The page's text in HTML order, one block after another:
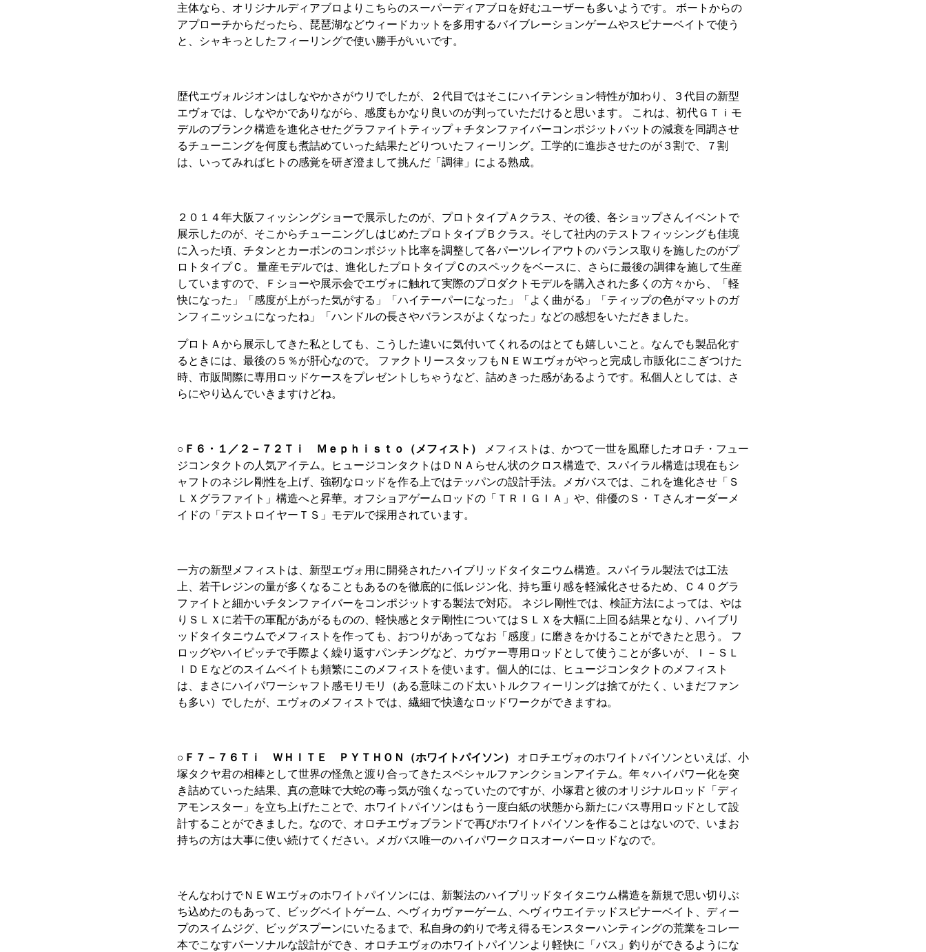
主体なら、オリジナルディアブロよりこちらのスーパーディアブロを好むユーザーも多いようです。 ボートからの
アプローチからだったら、琵琶湖などウィードカットを多用するバイブレーションゲームやスピナーベイトで使う
と、シャキっとしたフィーリングで使い勝手がいいです。
歴代エヴォルジオンはしなやかさがウリでしたが、２代目ではそこにハイテンション特性が加わり、３代目の新型
エヴォでは、しなやかでありながら、感度もかなり良いのが判っていただけると思います。 これは、初代ＧＴｉモ
デルのブランク構造を進化させたグラファイトティップ＋チタンファイバーコンポジットバットの減衰を同調させ
るチューニングを何度も煮詰めていった結果たどりついたフィーリング。工学的に進歩させたのが３割で、７割
は、いってみればヒトの感覚を研ぎ澄まして挑んだ「調律」による熟成。
２０１４年大阪フィッシングショーで展示したのが、プロトタイプＡクラス、その後、各ショップさんイベントで
展示したのが、そこからチューニングしはじめたプロトタイプＢクラス。そして社内のテストフィッシングも佳境
に入った頃、チタンとカーボンのコンポジット比率を調整して各パーツレイアウトのバランス取りを施したのがプ
ロトタイプＣ。 量産モデルでは、進化したプロトタイプＣのスペックをベースに、さらに最後の調律を施して生産
していますので、Ｆショーや展示会でエヴォに触れて実際のプロダクトモデルを購入された多くの方々から、「軽
快になった」「感度が上がった気がする」「ハイテーパーになった」「よく曲がる」「ティップの色がマットのガ
ンフィニッシュになったね」「ハンドルの長さやバランスがよくなった」などの感想をいただきました。
プロトＡから展示してきた私としても、こうした違いに気付いてくれるのはとても嬉しいこと。なんでも製品化す
るときには、最後の５％が肝心なので。 ファクトリースタッフもＮＥＷエヴォがやっと完成し市販化にこぎつけた
時、市販間際に専用ロッドケースをプレゼントしちゃうなど、詰めきった感があるようです。私個人としては、さ
らにやり込んでいきますけどね。
○Ｆ６・１／２－７２Ｔｉ Ｍｅｐｈｉｓｔｏ（メフィスト）
メフィストは、かつて一世を風靡したオロチ・フュー
ジコンタクトの人気アイテム。ヒュージコンタクトはＤＮＡらせん状のクロス構造で、スパイラル構造は現在もシ
ャフトのネジレ剛性を上げ、強靭なロッドを作る上ではテッパンの設計手法。メガバスでは、これを進化させ「Ｓ
ＬＸグラファイト」構造へと昇華。オフショアゲームロッドの「ＴＲＩＧＩＡ」や、俳優のＳ・Ｔさんオーダーメ
イドの「デストロイヤーＴＳ」モデルで採用されています。
一方の新型メフィストは、新型エヴォ用に開発されたハイブリッドタイタニウム構造。スパイラル製法では工法
上、若干レジンの量が多くなることもあるのを徹底的に低レジン化、持ち重り感を軽減化させるため、Ｃ４０グラ
ファイトと細かいチタンファイバーをコンポジットする製法で対応。 ネジレ剛性では、検証方法によっては、やは
りＳＬＸに若干の軍配があがるものの、軽快感とタテ剛性についてはＳＬＸを大幅に上回る結果となり、ハイブリ
ッドタイタニウムでメフィストを作っても、おつりがあってなお「感度」に磨きをかけることができたと思う。 フ
ロッグやハイピッチで手際よく繰り返すパンチングなど、カヴァー専用ロッドとして使うことが多いが、Ｉ－ＳＬ
ＩＤＥなどのスイムベイトも頻繁にこのメフィストを使います。個人的には、ヒュージコンタクトのメフィスト
は、まさにハイパワーシャフト感モリモリ（ある意味このド太いトルクフィーリングは捨てがたく、いまだファン
も多い）でしたが、エヴォのメフィストでは、繊細で快適なロッドワークができますね。
○Ｆ７－７６Ｔｉ ＷＨＩＴＥ ＰＹＴＨＯＮ（ホワイトパイソン）
オロチエヴォのホワイトパイソンといえば、小
塚タクヤ君の相棒として世界の怪魚と渡り合ってきたスペシャルファンクションアイテム。年々ハイパワー化を突
き詰めていった結果、真の意味で大蛇の毒っ気が強くなっていたのですが、小塚君と彼のオリジナルロッド「ディ
アモンスター」を立ち上げたことで、ホワイトパイソンはもう一度白紙の状態から新たにバス専用ロッドとして設
計することができました。なので、オロチエヴォブランドで再びホワイトパイソンを作ることはないので、いまお
持ちの方は大事に使い続けてください。メガバス唯一のハイパワークロスオーバーロッドなので。
そんなわけでＮＥＷエヴォのホワイトパイソンには、新製法のハイブリッドタイタニウム構造を新規で思い切りぶ
ち込めたのもあって、ビッグベイトゲーム、ヘヴィカヴァーゲーム、ヘヴィウエイテッドスピナーベイト、ディー
プのスイムジグ、ビッグスプーンにいたるまで、私自身の釣りで考え得るモンスターハンティングの荒業をコレ一
本でこなすパーソナルな設計ができ、オロチエヴォのホワイトパイソンより軽快に「バス」釣りができるようにな